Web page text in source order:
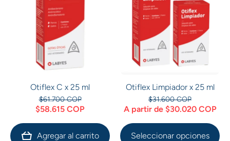
Otiflex C x 25 ml
$61.700 COP
$58.615 COP
Agregar al carrito
Otiflex Limpiador x 25 ml
$31.600 COP
A partir de $30.020 COP
Seleccionar opciones